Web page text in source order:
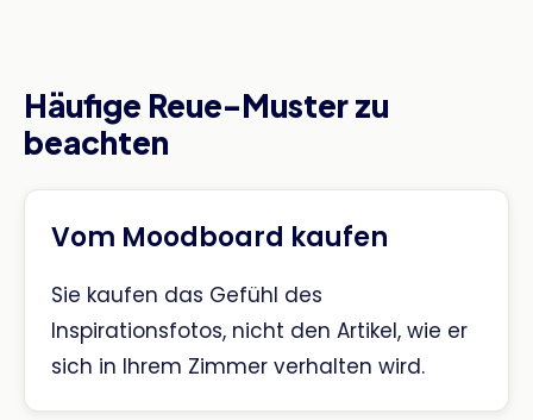
Häufige Reue-Muster zu
beachten
Vom Moodboard kaufen
Sie kaufen das Gefühl des
Inspirationsfotos, nicht den Artikel, wie er
sich in Ihrem Zimmer verhalten wird.